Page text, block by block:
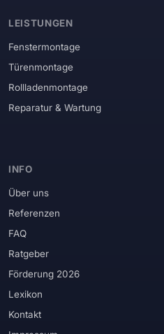
LEISTUNGEN
Fenstermontage
Türenmontage
Rollladenmontage
Reparatur & Wartung
INFO
Über uns
Referenzen
FAQ
Ratgeber
Förderung 2026
Lexikon
Kontakt